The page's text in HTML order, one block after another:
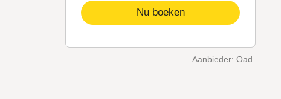
Nu boeken
Aanbieder: Oad